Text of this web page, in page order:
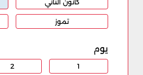
كانون الثاني
تموز
يوم
1
2